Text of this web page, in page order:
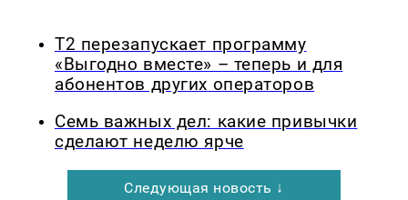
Т2 перезапускает программу
«Выгодно вместе» – теперь и для
абонентов других операторов
Семь важных дел: какие привычки
сделают неделю ярче
Следующая новость ↓